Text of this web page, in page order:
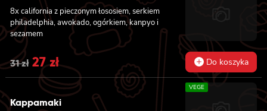
kanpyo 8x california z łososiem i awokado,
serkiem philadelphia, masago, sezam, 8x
hosomaki z łososiem
8x california z pieczonym łososiem, serkiem
philadelphia, awokado, ogórkiem, kanpyo i
sezamem
31zł Original
price
was:
27złCurrent
price
is:
Do koszyka
Kappamaki
VEGE